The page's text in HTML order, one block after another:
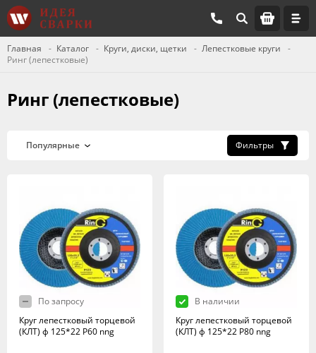
Главная Каталог Круги, диски, щетки
Лепестковые круги
Ринг (лепестковые)
Ринг (лепестковые)
Фильтры
По запросу
Круг лепестковый торцевой
(КЛТ) ф 125*22 Р60 nng
В наличии
Круг лепестковый торцевой
(КЛТ) ф 125*22 Р80 nng